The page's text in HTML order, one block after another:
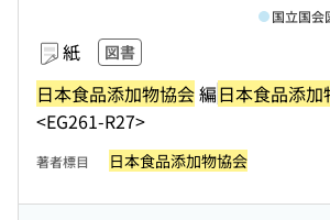
紙 図書
日本食品添加物協会編日本食品添加
<EG261-R27>
国立国会
著者標目 日本食品添加物協会